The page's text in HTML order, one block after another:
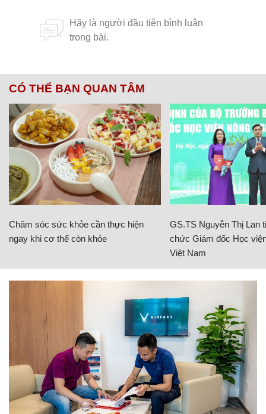
CÓ THỂ BẠN QUAN TÂM
Chăm sóc sức khỏe cần thực hiện
ngay khi cơ thể còn khỏe
GS.TS Nguyễn Thị Lan
chức Giám đốc Học
Việt Nam